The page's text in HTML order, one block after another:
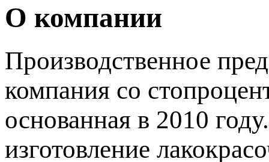
О компании
Производственное
компания со
основанная в 2010
изготовление